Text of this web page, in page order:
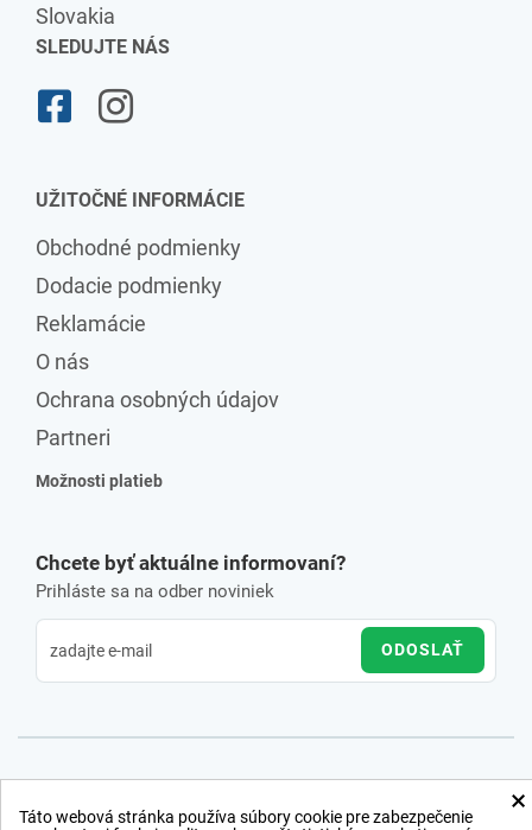
Slovakia
SLEDUJTE NÁS
UŽITOČNÉ INFORMÁCIE
Obchodné podmienky
Dodacie podmienky
Reklamácie
O nás
Ochrana osobných údajov
Partneri
Možnosti platieb
Chcete byť aktuálne informovaní?
Prihláste sa na odber noviniek
ODOSLAŤ
×
Táto webová stránka používa súbory cookie pre zabezpečenie